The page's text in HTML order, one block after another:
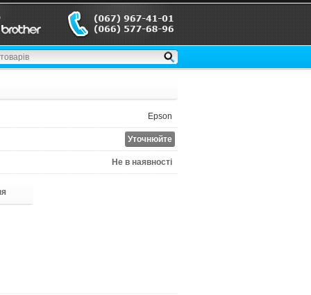
Epson
Уточнюйте
Не в наявності